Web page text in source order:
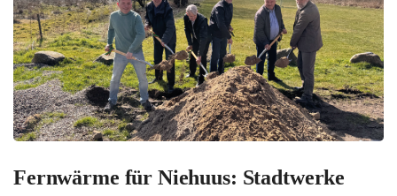
Fernwärme für Niehuus: Stadtwerke